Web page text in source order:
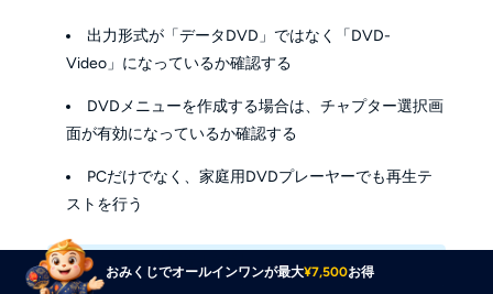
出力形式が「データDVD」ではなく「DVD-
Video」になっているか確認する
DVDメニューを作成する場合は、チャプター選択画
面が有効になっているか確認する
PCだけでなく、家庭用DVDプレーヤーでも再生テ
ストを行う
チャプター位置がずれる
おみくじでオールインワンが最大¥7,500お得